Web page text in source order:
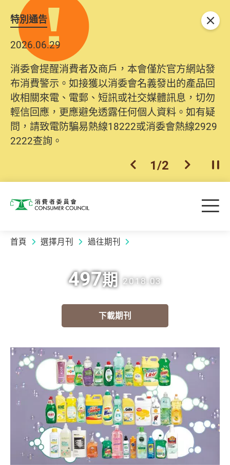
特別通告
2026.06.29
消委會提醒消費者及商戶，本會僅於官方網站發
布消費警示。如接獲以消委會名義發出的產品回
收相關來電、電郵、短訊或社交媒體訊息，切勿
輕信回應，更應避免透露任何個人資料。如有疑
問，請致電防騙易熱線18222或消委會熱線2929
2222查詢。
上一個
1/2 下一個開
關閉
消費者委員會 目
首頁 選擇月刊 過往期刊
497期 2018.03
下載期刊